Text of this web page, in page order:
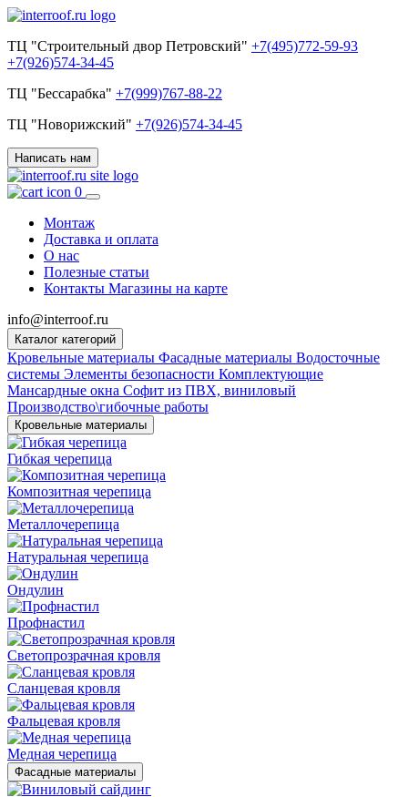
ТЦ "Строительный двор Петровский" +7(495)772-59-93
+7(926)574-34-45
ТЦ "Бессарабка" +7(999)767-88-22
ТЦ "Новорижский" +7(926)574-34-45
Написать нам
0
Монтаж
Доставка и оплата
О нас
Полезные статьи
Контакты Магазины на карте
info@interroof.ru
Каталог категорий
Кровельные материалы Фасадные материалы Водосточные
системы Элементы безопасности Комплектующие
Мансардные окна Софит из ПВХ, виниловый
Производство\гибочные работы
Кровельные материалы
Гибкая черепица
Композитная черепица
Металлочерепица
Натуральная черепица
Ондулин
Профнастил
Светопрозрачная кровля
Сланцевая кровля
Фальцевая кровля
Медная черепица
Фасадные материалы